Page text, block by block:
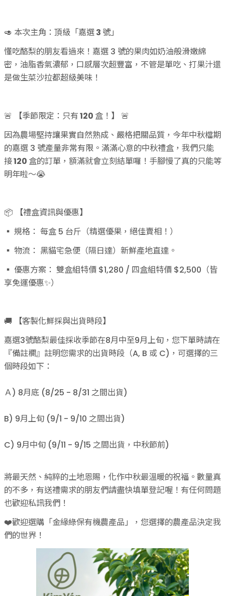
🥑 本次主角：頂級「嘉選3 號」
懂吃酪梨的朋友看過來！嘉選 3 號的果肉如奶油般滑嫩綿
密，油脂香氣濃郁，口感層次超豐富，不管是單吃、打果汁還
是做生菜沙拉都超級美味！
🚨 【季節限定：只有120 盒！】 🚨
因為農場堅持讓果實自然熟成、嚴格把關品質，今年中秋檔期
的嘉選 3 號產量非常有限。滿滿心意的中秋禮盒，我們只能
接120 盒的訂單，額滿就會立刻結單囉！手腳慢了真的只能等
明年啦～😭
📦 【禮盒資訊與優惠】
▪️ 規格： 每盒 5 台斤（精選優果，絕佳賣相！）
▪️ 物流： 黑貓宅急便（隔日達）新鮮產地直達。
▪️ 優惠方案： 雙盒組特價 $1,280 / 四盒組特價 $2,500（皆
享免運優惠✨）
🚚 【客製化鮮採與出貨時段】
嘉選3號酪梨最佳採收季節在8月中至9月上旬，您下單時請在
『備註欄』註明您需求的出貨時段（A, B 或 C)，可選擇的三
個時段如下：
Ａ) 8月底 (8/25 - 8/31 之間出貨)
B) 9月上旬 (9/1 - 9/10 之間出貨)
C) 9月中旬 (9/11 - 9/15 之間出貨，中秋節前)
將最天然、純粹的土地恩賜，化作中秋最溫暖的祝福。數量真
的不多，有送禮需求的朋友們請盡快填單登記喔！有任何問題
也歡迎私訊我們！
❤️歡迎選購「金緣綠保有機農產品」，您選擇的農產品決定我
們的世界！